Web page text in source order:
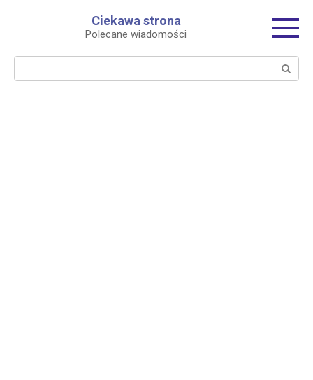
Ciekawa strona
Polecane wiadomości